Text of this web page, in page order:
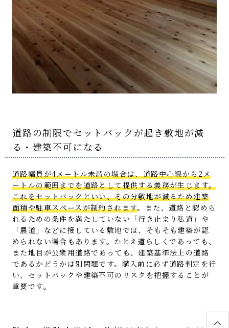
道路の制限でセットバックが起き敷地が減
る・建築不可になる
道路幅員が4メートル未満の場合は、道路中心線から2メ
ートルの範囲までを道路として提供する義務が生じます。
これをセットバックといい、その分敷地が減るため建築
面積や駐車スペースが制約されます。また、道路と認めら
れるための条件を満たしていない「行き止まり私道」や
「農道」などに接している敷地では、そもそも建築が認
められない場合もあります。たとえ道らしくであっても、
また地目が公衆用道路であっても、建築基準法上の道路
であるかどうかは別問題です。購入前に必ず道路判定を行
い、セットバックや建築不可のリスクを把握することが
重要です。